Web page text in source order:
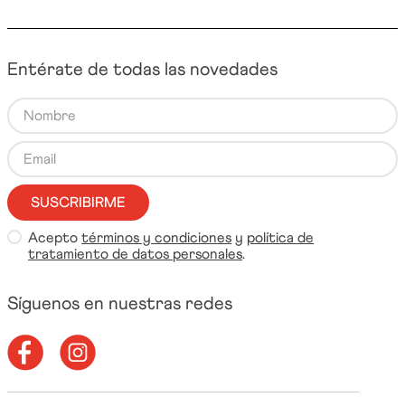
Entérate de todas las novedades
SUSCRIBIRME
Aceptotérminos y condiciones y política de
tratamiento de datos personales.
Síguenos en nuestras redes